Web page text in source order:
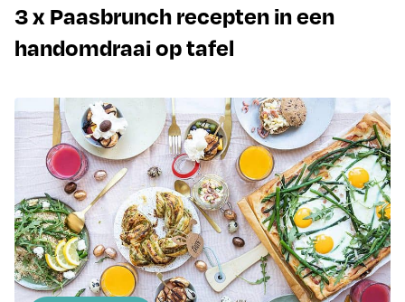
3 x Paasbrunch recepten in een
handomdraai op tafel